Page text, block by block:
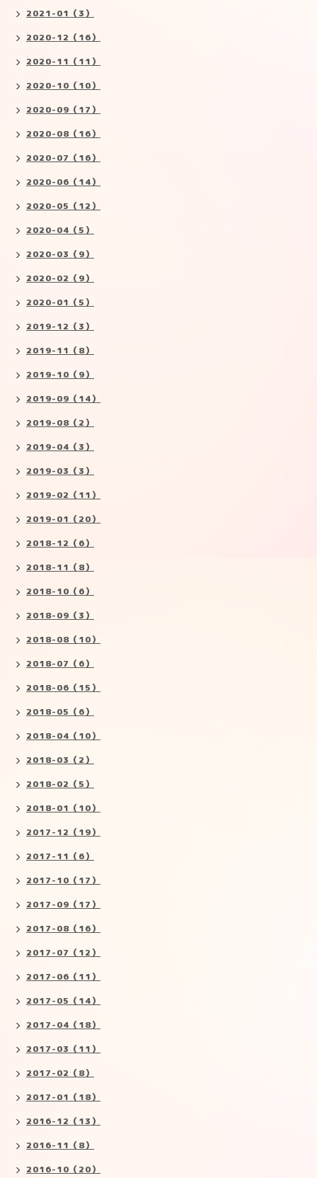
2021-01（3）
2020-12（16）
2020-11（11）
2020-10（10）
2020-09（17）
2020-08（16）
2020-07（16）
2020-06（14）
2020-05（12）
2020-04（5）
2020-03（9）
2020-02（9）
2020-01（5）
2019-12（3）
2019-11（8）
2019-10（9）
2019-09（14）
2019-08（2）
2019-04（3）
2019-03（3）
2019-02（11）
2019-01（20）
2018-12（6）
2018-11（8）
2018-10（6）
2018-09（3）
2018-08（10）
2018-07（6）
2018-06（15）
2018-05（6）
2018-04（10）
2018-03（2）
2018-02（5）
2018-01（10）
2017-12（19）
2017-11（6）
2017-10（17）
2017-09（17）
2017-08（16）
2017-07（12）
2017-06（11）
2017-05（14）
2017-04（18）
2017-03（11）
2017-02（8）
2017-01（18）
2016-12（13）
2016-11（8）
2016-10（20）